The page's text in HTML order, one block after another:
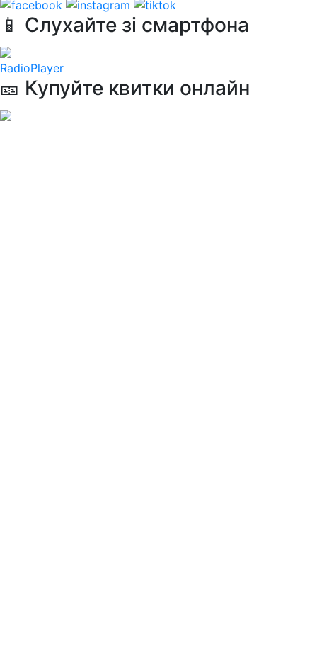
📱 Слухайте зі смартфона
RadioPlayer
🎫 Купуйте квитки онлайн